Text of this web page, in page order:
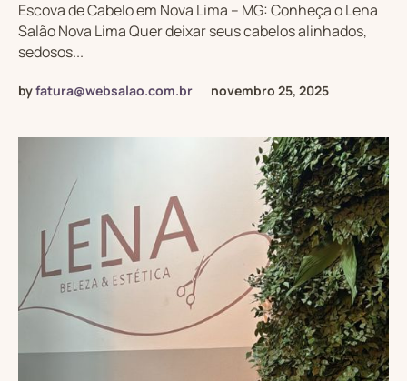
Escova de Cabelo em Nova Lima – MG: Conheça o Lena
Salão Nova Lima Quer deixar seus cabelos alinhados,
sedosos...
byfatura@websalao.com.br novembro 25, 2025